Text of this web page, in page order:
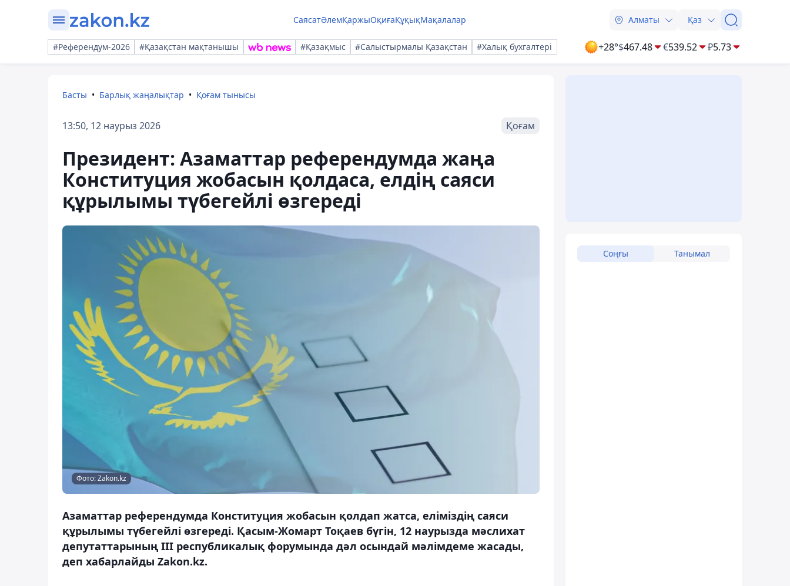
СаясатӘлемҚаржыОқиғаҚұқықМақалалар Алматы Қаз
#Референдум-2026 #Қазақстан мақтанышы #Қазақмыс #Салыстырмалы Қазақстан #Халық бухгалтері +28°$467.48 €539.52 ₽5.73
Басты Барлық жаңалықтар Қоғам тынысы
13:50, 12 наурыз 2026 Қоғам
Президент: Азаматтар референдумда жаңа
Конституция жобасын қолдаса, елдің саяси
құрылымы түбегейлі өзгереді
Фото: Zakon.kz
Азаматтар референдумда Конституция жобасын қолдап жатса, еліміздің саяси
құрылымы түбегейлі өзгереді. Қасым-Жомарт Тоқаев бүгін, 12 наурызда мәслихат
депутаттарының ІІІ республикалық форумында дәл осындай мәлімдеме жасады,
деп хабарлайды Zakon.kz.
Соңғы Танымал